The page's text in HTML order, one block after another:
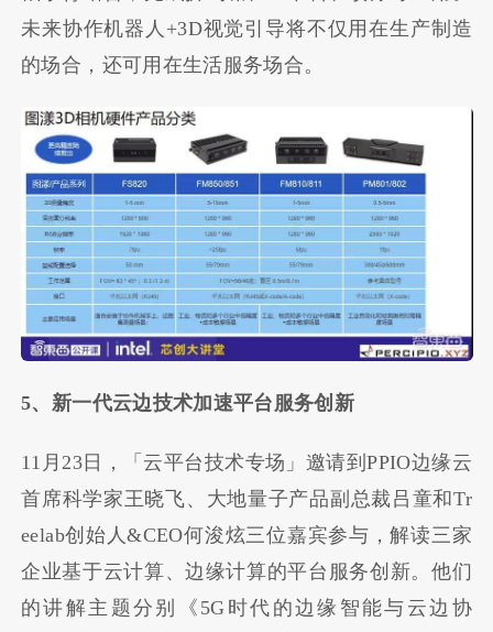
未来协作机器人+3D视觉引导将不仅用在生产制造
的场合，还可用在生活服务场合。
5、新一代云边技术加速平台服务创新
11月23日，「云平台技术专场」邀请到PPIO边缘云
首席科学家王晓飞、大地量子产品副总裁吕童和Tr
eelab创始人&CEO何浚炫三位嘉宾参与，解读三家
企业基于云计算、边缘计算的平台服务创新。他们
的讲解主题分别《5G时代的边缘智能与云边协